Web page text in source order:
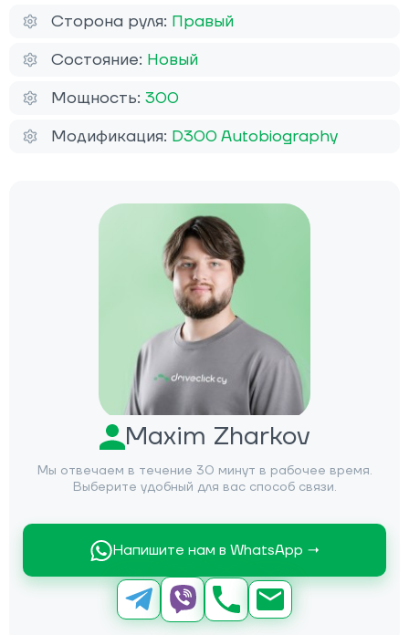
Maxim Zharkov
Мы отвечаем в течение 30 минут в рабочее время.
Выберите удобный для вас способ связи.
Напишите нам в WhatsApp →
Сторона руля: Правый
Состояние: Новый
Мощность: 300
Модификация: D300 Autobiography